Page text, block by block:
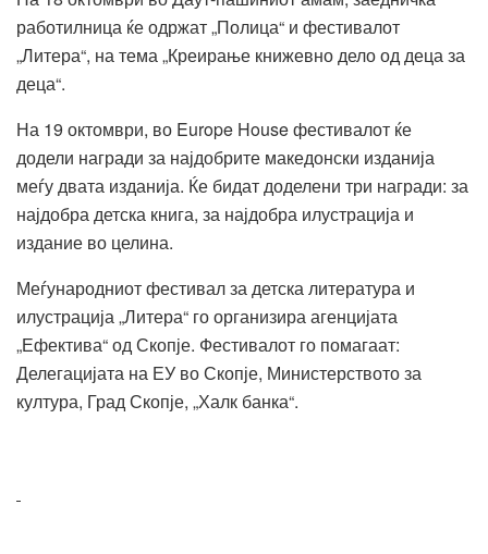
работилница ќе одржат „Полица“ и фестивалот
„Литера“, на тема „Креирање книжевно дело од деца за
деца“.
На 19 октомври, во Europe House фестивалот ќе
додели награди за најдобрите македонски изданија
меѓу двата изданија. Ќе бидат доделени три награди: за
најдобра детска книга, за најдобра илустрација и
издание во целина.
Меѓународниот фестивал за детска литература и
илустрација „Литера“ го организира агенцијата
„Ефектива“ од Скопје. Фестивалот го помагаат:
Делегацијата на ЕУ во Скопје, Министерството за
култура, Град Скопје, „Халк банка“.